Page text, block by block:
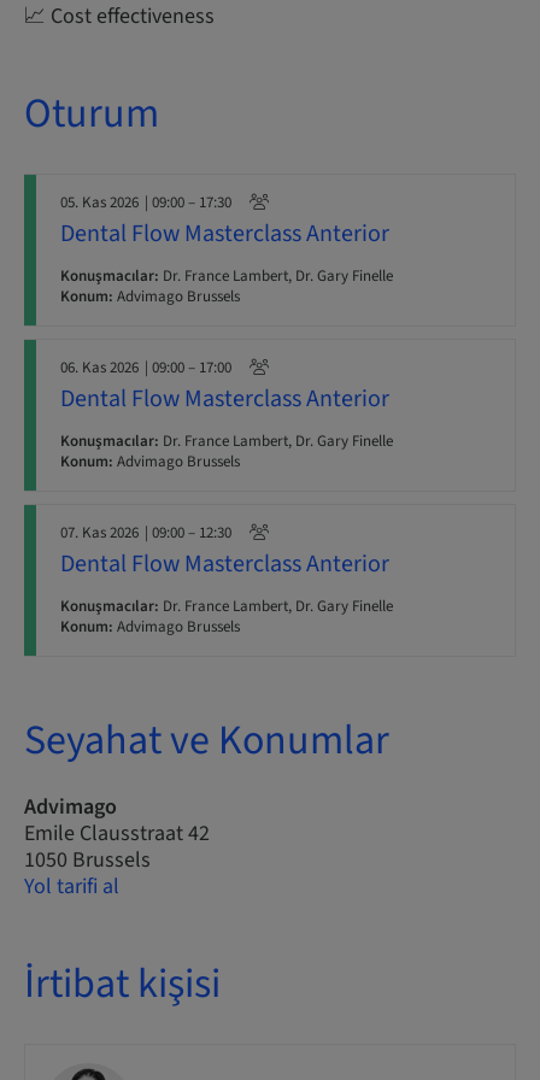
📈 Cost effectiveness
Oturum
05. Kas 2026 | 09:00 – 17:30
Dental Flow Masterclass Anterior
Konuşmacılar: Dr. France Lambert, Dr. Gary Finelle
Konum: Advimago Brussels
06. Kas 2026 | 09:00 – 17:00
Dental Flow Masterclass Anterior
Konuşmacılar: Dr. France Lambert, Dr. Gary Finelle
Konum: Advimago Brussels
07. Kas 2026 | 09:00 – 12:30
Dental Flow Masterclass Anterior
Konuşmacılar: Dr. France Lambert, Dr. Gary Finelle
Konum: Advimago Brussels
Seyahat ve Konumlar
Advimago
Emile Clausstraat 42
1050 Brussels
Yol tarifi al
İrtibat kişisi